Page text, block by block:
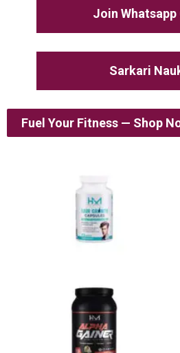
Join Whatsapp
Sarkari
Fuel Your Fitness — Shop